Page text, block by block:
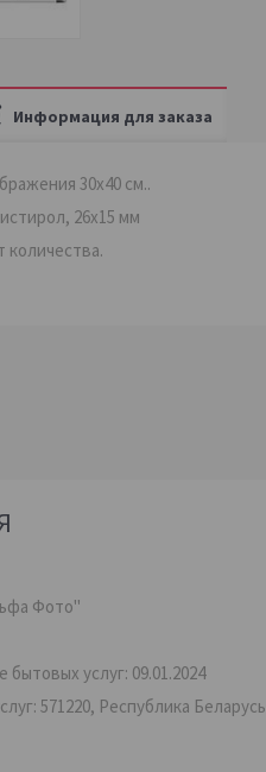
Информация для заказа
30х40 см..
26х15 мм
Фото"
услуг: 09.01.2024
571220, Республика Беларусь